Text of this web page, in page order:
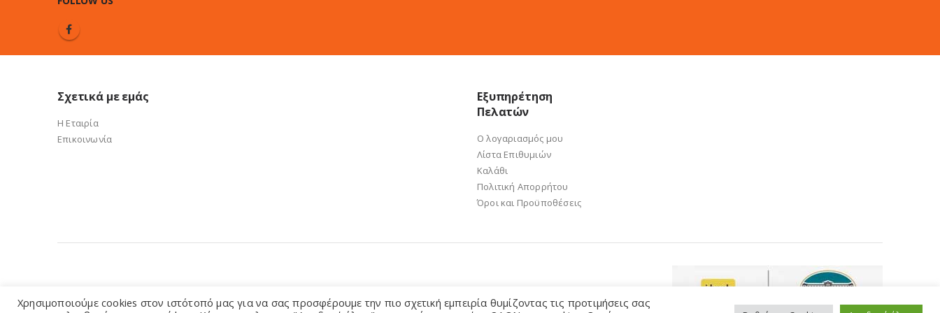
Σχετικά με εμάς
Η Εταιρία
Επικοινωνία
Εξυπηρέτηση
Πελατών
Ο λογαριασμός μου
Λίστα Επιθυμιών
Καλάθι
Πολιτική Απορρήτου
Όροι και Προϋποθέσεις
Χρησιμοποιούμε cookies στον ιστότοπό μας για να σας προσφέρουμε την πιο σχετική εμπειρία θυμίζοντας τις προτιμήσεις σας